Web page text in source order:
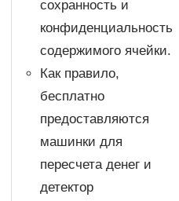
сохранность и
конфиденциальность
содержимого ячейки.
Как правило,
бесплатно
предоставляются
машинки для
пересчета денег и
детектор